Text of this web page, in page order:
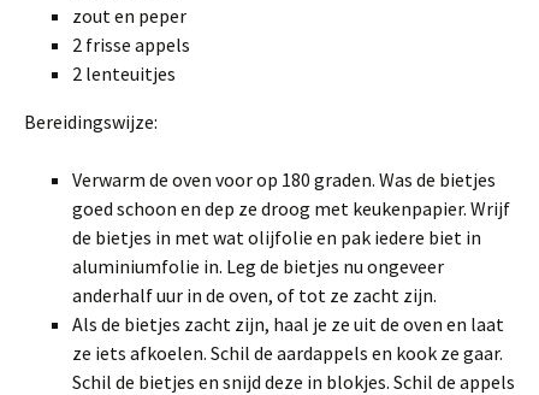
zout en peper
2 frisse appels
2 lenteuitjes
Bereidingswijze:
Verwarm de oven voor op 180 graden. Was de bietjes
goed schoon en dep ze droog met keukenpapier. Wrijf
de bietjes in met wat olijfolie en pak iedere biet in
aluminiumfolie in. Leg de bietjes nu ongeveer
anderhalf uur in de oven, of tot ze zacht zijn.
Als de bietjes zacht zijn, haal je ze uit de oven en laat
ze iets afkoelen. Schil de aardappels en kook ze gaar.
Schil de bietjes en snijd deze in blokjes. Schil de appels